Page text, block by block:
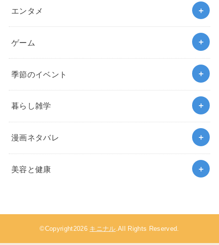
エンタメ
ゲーム
季節のイベント
暮らし雑学
漫画ネタバレ
美容と健康
©Copyright2026 キニナル .All Rights Reserved.